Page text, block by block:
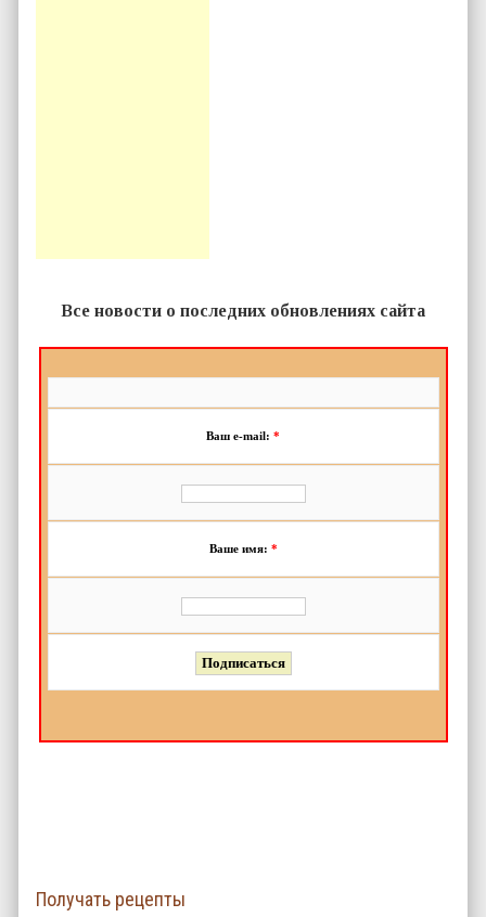
Все новости о последних обновлениях сайта
Ваш e-mail: *
Ваше имя: *
Получать рецепты